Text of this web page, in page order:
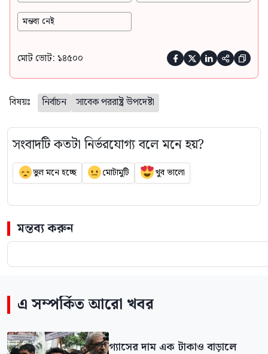
মন্তব্য নেই
মোট ভোট: ১৪৫০০     
বিষয়ঃ নির্বাচন সাবেক পররাষ্ট্র উপদেষ্টা
সংবাদটি কতটা নির্ভরযোগ্য বলে মনে হয়?
ভুল মনে হচ্ছে মোটামুটি খুব ভালো
মন্তব্য করুন
এ সম্পর্কিত আরো খবর
গ্যাসের দাম এক টাকাও বাড়ালে